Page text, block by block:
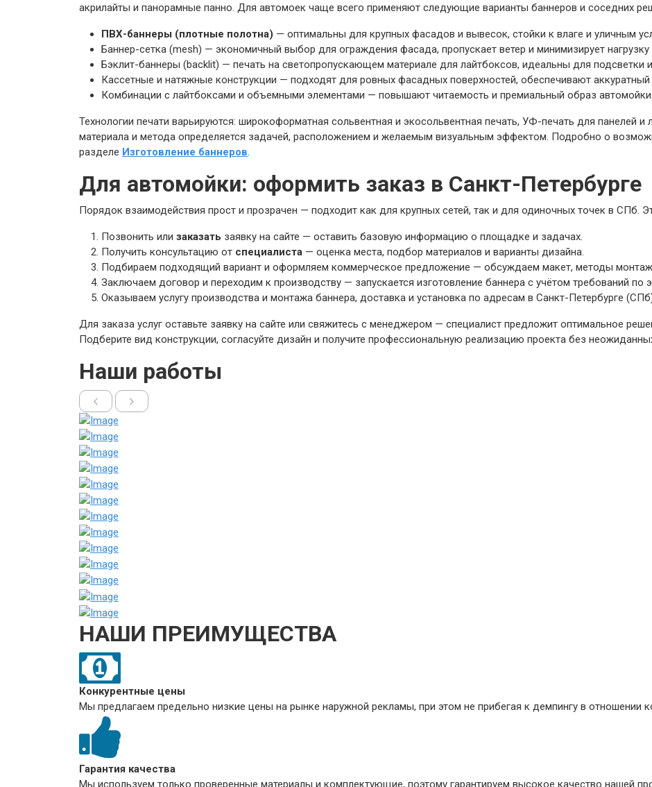
акрилайты и панорамные панно. Для автомоек чаще всего применяют следующие варианты баннеров и соседних
ПВХ-баннеры (плотные полотна) — оптимальны для крупных фасадов и вывесок, стойки к влаге и уличным
Баннер-сетка (mesh) — экономичный выбор для ограждения фасада, пропускает ветер и минимизирует нагрузку
Бэклит-баннеры (backlit) — печать на светопропускающем материале для лайтбоксов, идеальны для подсветки
Кассетные и натяжные конструкции — подходят для ровных фасадных поверхностей, обеспечивают
Комбинации с лайтбоксами и объемными элементами — повышают читаемость и премиальный образ автомойки.
Технологии печати варьируются: широкоформатная сольвентная и экосольвентная печать, УФ-печать для панелей
материала и метода определяется задачей, расположением и желаемым визуальным эффектом. Подробно о
разделе Изготовление баннеров.
Для автомойки: оформить заказ в Санкт-Петербурге
Порядок взаимодействия прост и прозрачен — подходит как для крупных сетей, так и для одиночных точек в СПб.
Позвонить или заказать заявку на сайте — оставить базовую информацию о площадке и задачах.
Получить консультацию от специалиста — оценка места, подбор материалов и варианты дизайна.
Подбираем подходящий вариант и оформляем коммерческое предложение — обсуждаем макет, методы
Заключаем договор и переходим к производству — запускается изготовление баннера с учётом требований по
Оказываем услугу производства и монтажа баннера, доставка и установка по адресам в Санкт-Петербурге
Для заказа услуг оставьте заявку на сайте или свяжитесь с менеджером — специалист предложит оптимальное
Подберите вид конструкции, согласуйте дизайн и получите профессиональную реализацию проекта без
Наши работы
НАШИ ПРЕИМУЩЕСТВА
Конкурентные цены
Мы предлагаем предельно низкие цены на рынке наружной рекламы, при этом не прибегая к демпингу в отношении
Гарантия качества
Мы используем только проверенные материалы и комплектующие, поэтому гарантируем высокое качество нашей